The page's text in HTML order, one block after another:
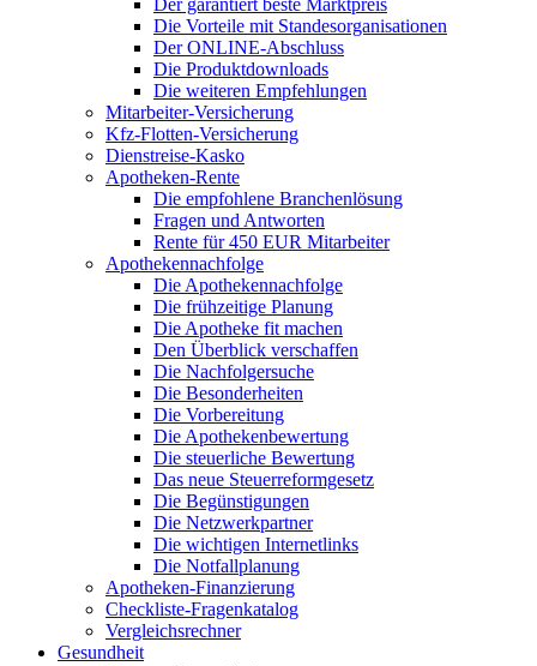
Der garantiert beste Marktpreis
Die Vorteile mit Standesorganisationen
Der ONLINE-Abschluss
Die Produktdownloads
Die weiteren Empfehlungen
Mitarbeiter-Versicherung
Kfz-Flotten-Versicherung
Dienstreise-Kasko
Apotheken-Rente
Die empfohlene Branchenlösung
Fragen und Antworten
Rente für 450 EUR Mitarbeiter
Apothekennachfolge
Die Apothekennachfolge
Die frühzeitige Planung
Die Apotheke fit machen
Den Überblick verschaffen
Die Nachfolgersuche
Die Besonderheiten
Die Vorbereitung
Die Apothekenbewertung
Die steuerliche Bewertung
Das neue Steuerreformgesetz
Die Begünstigungen
Die Netzwerkpartner
Die wichtigen Internetlinks
Die Notfallplanung
Apotheken-Finanzierung
Checkliste-Fragenkatalog
Vergleichsrechner
Gesundheit